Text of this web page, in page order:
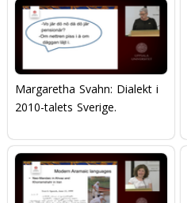
Margaretha Svahn: Dialekt i
2010-talets Sverige.